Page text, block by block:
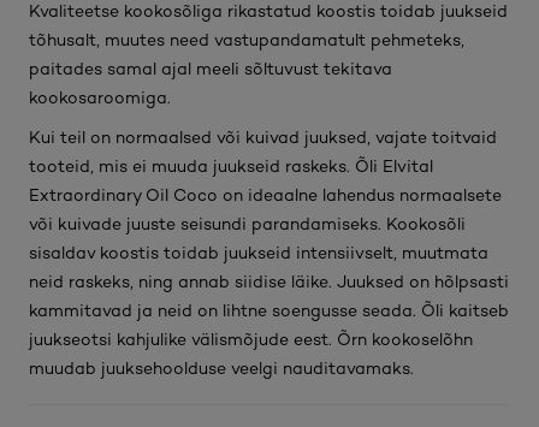
Kvaliteetse kookosõliga rikastatud koostis toidab juukseid
tõhusalt, muutes need vastupandamatult pehmeteks,
paitades samal ajal meeli sõltuvust tekitava
kookosaroomiga.
Kui teil on normaalsed või kuivad juuksed, vajate toitvaid
tooteid, mis ei muuda juukseid raskeks. Õli Elvital
Extraordinary Oil Coco on ideaalne lahendus normaalsete
või kuivade juuste seisundi parandamiseks. Kookosõli
sisaldav koostis toidab juukseid intensiivselt, muutmata
neid raskeks, ning annab siidise läike. Juuksed on hõlpsasti
kammitavad ja neid on lihtne soengusse seada. Õli kaitseb
juukseotsi kahjulike välismõjude eest. Õrn kookoselõhn
muudab juuksehoolduse veelgi nauditavamaks.